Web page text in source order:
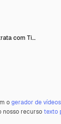
com Ti…
ogerador de
nosso recursotexto